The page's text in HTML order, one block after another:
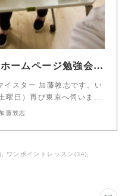
10月26日（土）東京銀座ホームページ勉強会開催
イスター 加藤敦志です。い
曜日）再び東京へ伺いま…
藤敦志
) ワンポイントレッスン (34)